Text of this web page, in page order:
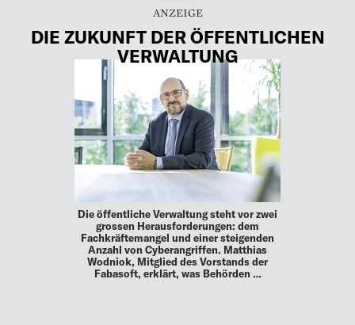
DIE ZUKUNFT DER ÖFFENTLICHEN
VERWALTUNG
Die öffentliche Verwaltung steht vor zwei
grossen Herausforderungen: dem
Fachkräftemangel und einer steigenden
Anzahl von Cyberangriffen. Matthias
Wodniok, Mitglied des Vorstands der
Fabasoft, erklärt, was Behörden …